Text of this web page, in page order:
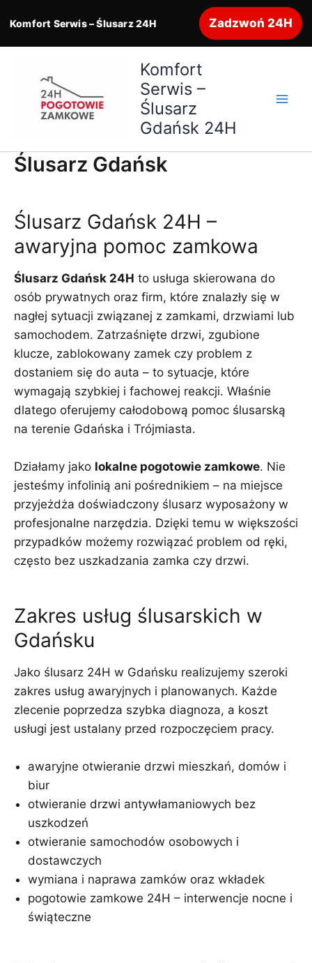
Komfort Serwis – Ślusarz 24H Zadzwoń 24H
Komfort
Serwis –
Ślusarz
Gdańsk 24H
Ślusarz Gdańsk
Ślusarz Gdańsk 24H –
awaryjna pomoc zamkowa
Ślusarz Gdańsk 24H to usługa skierowana do
osób prywatnych oraz firm, które znalazły się w
nagłej sytuacji związanej z zamkami, drzwiami lub
samochodem. Zatrzaśnięte drzwi, zgubione
klucze, zablokowany zamek czy problem z
dostaniem się do auta – to sytuacje, które
wymagają szybkiej i fachowej reakcji. Właśnie
dlatego oferujemy całodobową pomoc ślusarską
na terenie Gdańska i Trójmiasta.
Działamy jako lokalne pogotowie zamkowe. Nie
jesteśmy infolinią ani pośrednikiem – na miejsce
przyjeżdża doświadczony ślusarz wyposażony w
profesjonalne narzędzia. Dzięki temu w większości
przypadków możemy rozwiązać problem od ręki,
często bez uszkadzania zamka czy drzwi.
Zakres usług ślusarskich w
Gdańsku
Jako ślusarz 24H w Gdańsku realizujemy szeroki
zakres usług awaryjnych i planowanych. Każde
zlecenie poprzedza szybka diagnoza, a koszt
usługi jest ustalany przed rozpoczęciem pracy.
awaryjne otwieranie drzwi mieszkań, domów i
biur
otwieranie drzwi antywłamaniowych bez
uszkodzeń
otwieranie samochodów osobowych i
dostawczych
wymiana i naprawa zamków oraz wkładek
pogotowie zamkowe 24H – interwencje nocne i
świąteczne